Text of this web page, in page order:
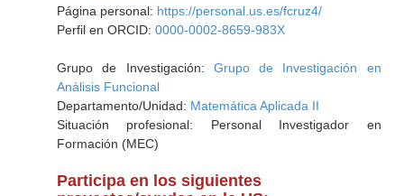
Página personal: https://personal.us.es/fcruz4/
Perfil en ORCID: 0000-0002-8659-983X
Grupo de Investigación: Grupo de Investigación en
Análisis Funcional
Departamento/Unidad: Matemática Aplicada II
Situación profesional: Personal Investigador en
Formación (MEC)
Participa en los siguientes